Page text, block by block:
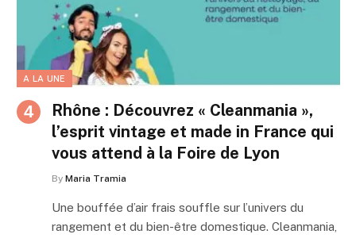
A LA UNE
Rhône : Découvrez « Cleanmania »,
l’esprit vintage et made in France qui
vous attend à la Foire de Lyon
By Maria Tramia
Une bouffée d’air frais souffle sur l’univers du
rangement et du bien-être domestique. Cleanmania,